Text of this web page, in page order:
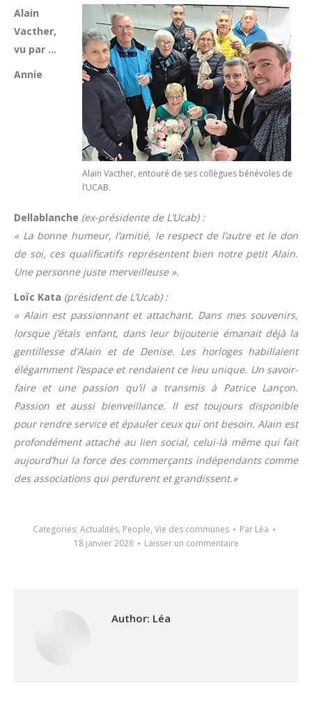
Alain Vacther, entouré de ses collègues bénévoles de
l’UCAB.
Alain
Vacther,
vu par …
Annie
Dellablanche (ex-présidente de L’Ucab) :
« La bonne humeur, l’amitié, le respect de l’autre et le don
de soi, ces qualificatifs représentent bien notre petit Alain.
Une personne juste merveilleuse ».
Loïc Kata (président de L’Ucab) :
« Alain est passionnant et attachant. Dans mes souvenirs,
lorsque j’étais enfant, dans leur bijouterie émanait déjà la
gentillesse d’Alain et de Denise. Les horloges habillaient
élégamment l’espace et rendaient ce lieu unique. Un savoir-
faire et une passion qu’il a transmis à Patrice Lançon.
Passion et aussi bienveillance. Il est toujours disponible
pour rendre service et épauler ceux qui ont besoin. Alain est
profondément attaché au lien social, celui-là même qui fait
aujourd’hui la force des commerçants indépendants comme
des associations qui perdurent et grandissent.»
Categories: Actualités, People, Vie des communes Par Léa
18 janvier 2026
Laisser un commentaire
Author: Léa